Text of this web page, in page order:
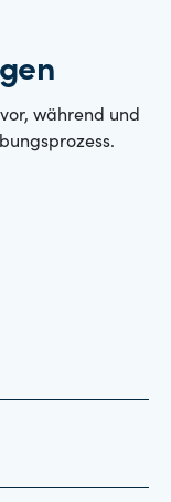
während und